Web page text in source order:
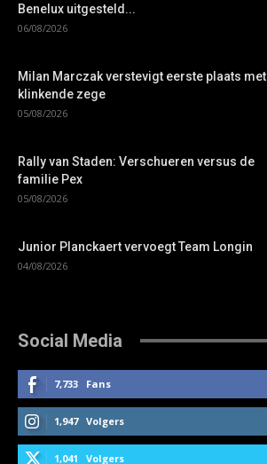
Benelux uitgesteld...
06/08/2026
Milan Marczak verstevigt eerste plaats met
klinkende zege
05/08/2026
Rally van Staden: Verschueren versus de
familie Pex
05/08/2026
Junior Planckaert vervoegt Team Longin
04/08/2026
Social Media
7,733 Fans
1,947 Volgers
1,041 Volgers